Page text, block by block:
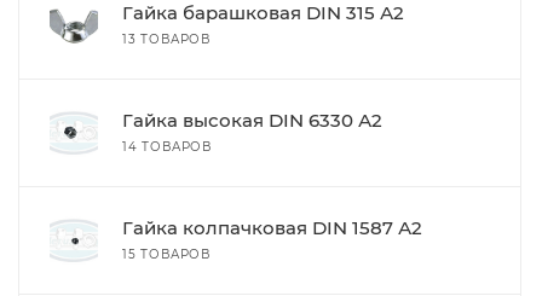
Гайка барашковая DIN 315 А2
13 ТОВАРОВ
Гайка высокая DIN 6330 А2
14 ТОВАРОВ
Гайка колпачковая DIN 1587 А2
15 ТОВАРОВ